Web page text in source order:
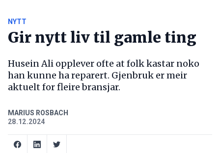
NYTT
Gir nytt liv til gamle ting
Husein Ali opplever ofte at folk kastar noko
han kunne ha reparert. Gjenbruk er meir
aktuelt for fleire bransjar.
MARIUS ROSBACH
28.12.2024